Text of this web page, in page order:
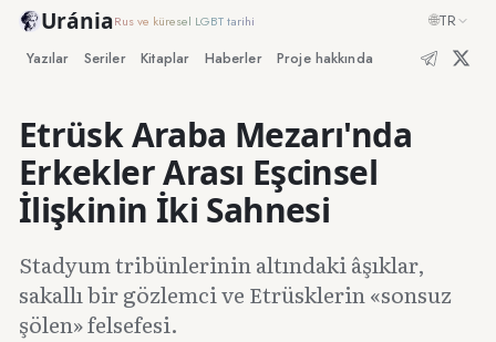
UrániaRus ve küresel LGBT tarihi 🌐TR
Yazılar Seriler Kitaplar Haberler Proje hakkında
Etrüsk Araba Mezarı'nda
Erkekler Arası Eşcinsel
İlişkinin İki Sahnesi
Stadyum tribünlerinin altındaki âşıklar,
sakallı bir gözlemci ve Etrüsklerin «sonsuz
şölen» felsefesi.